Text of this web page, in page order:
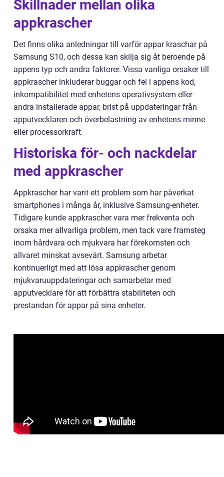
Skillnader mellan olika
appkrascher
Det finns olika anledningar till varför appar kraschar på
Samsung S10, och dessa kan skilja sig åt beroende på
appens typ och andra faktorer. Vissa vanliga orsaker till
appkrascher inkluderar buggar och fel i appens kod,
inkompatibilitet med enhetens operativsystem eller
andra installerade appar, brist på uppdateringar från
apputvecklaren och överbelastning av enhetens minne
eller processorkraft.
Historiska för- och nackdelar
med appkrascher
Appkrascher har varit ett problem som har påverkat
smartphones i många år, inklusive Samsung-enheter.
Tidigare kunde appkrascher vara mer frekventa och
orsaka mer allvarliga problem, men tack vare framsteg
inom hårdvara och mjukvara har förekomsten och
allvaret minskat avsevärt. Samsung arbetar
kontinuerligt med att lösa appkrascher genom
mjukvaruuppdateringar och samarbetar med
apputvecklare för att förbättra stabiliteten och
prestandan för appar på sina enheter.